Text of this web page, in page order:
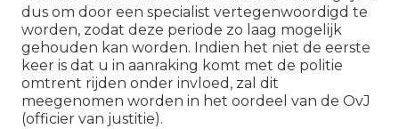
dus om door een specialist vertegenwoordigd te
worden, zodat deze periode zo laag mogelijk
gehouden kan worden. Indien het niet de eerste
keer is dat u in aanraking komt met de politie
omtrent rijden onder invloed, zal dit
meegenomen worden in het oordeel van de OvJ
(officier van justitie).